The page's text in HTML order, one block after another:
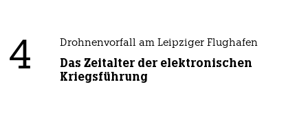
4 Drohnenvorfall am Leipziger Flughafen
Das Zeitalter der elektronischen
Kriegsführung